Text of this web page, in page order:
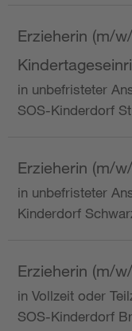
Erzieherin (m/
in unbefristeter
SOS-Kinderdorf
Erzieherin (m/
in unbefristeter
Kinderdorf
Erzieherin (m/
in Vollzeit oder
SOS-Kinderdorf